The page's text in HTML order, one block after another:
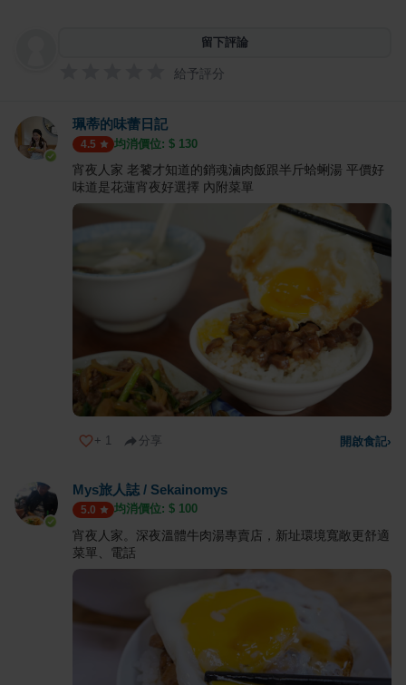
留下評論
給予評分
珮蒂的味蕾日記
4.5 均消價位: $ 130
宵夜人家 老饕才知道的銷魂滷肉飯跟半斤蛤蜊湯 平價好
味道是花蓮宵夜好選擇 內附菜單
+ 1 分享 開啟食記›
Mys旅人誌 / Sekainomys
5.0 均消價位: $ 100
宵夜人家。深夜溫體牛肉湯專賣店，新址環境寬敞更舒適
菜單、電話